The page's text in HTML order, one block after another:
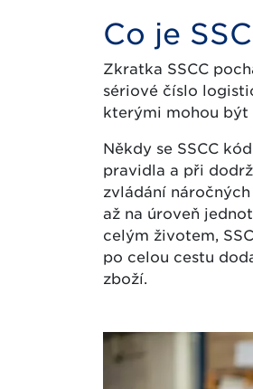
Co je
Zkratka SSCC
sériové číslo
kterými mohou být
Někdy se SSCC
pravidla a při
zvládání
až na úroveň
celým životem,
po celou cestu
zboží.